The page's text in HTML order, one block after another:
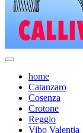
home
Catanzaro
Cosenza
Crotone
Reggio
Vibo Valentia